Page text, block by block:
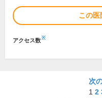
この医
アクセス数※
次
1 2